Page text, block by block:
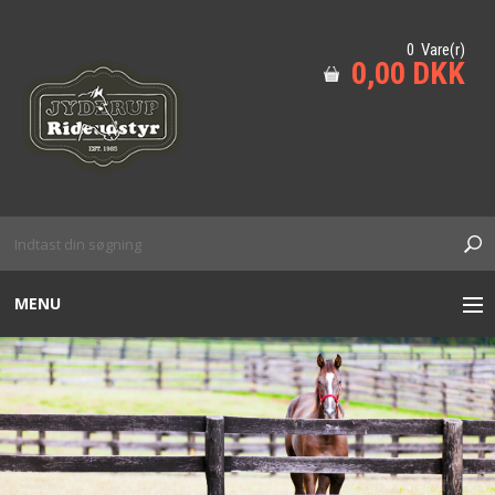
0 Vare(r)
0,00 DKK
MENU
TIL HESTEN
HUND
KÆPHEST M.M
SIKKERHED